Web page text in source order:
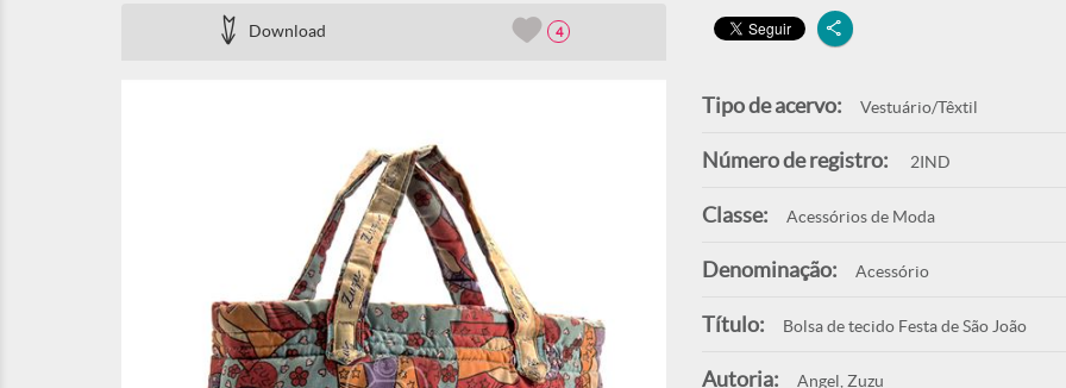
Download 4
Tipo de acervo: Vestuário/Têxtil
Número de registro: 2IND
Classe: Acessórios de Moda
Denominação: Acessório
Título: Bolsa de tecido Festa de São João
Autoria: Angel, Zuzu